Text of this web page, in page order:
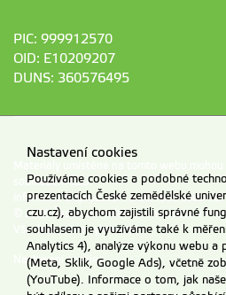
PIC: 999912570
OID: E10209207
DUNS: 360576495
souhlasem ČZU.
Informace o zpracování a ochraně
© 2026 Česká zemědělská univerzita v
Všechna práva vyhrazena
Nastavení cookies
Nastavení cookies
Používáme cookies a podobné
prezentacích České zemědělské
czu.cz), abychom zajistili správné
souhlasem je využíváme také k
Analytics 4), analýze výkonu webu a
(Meta, Sklik, Google Ads), včetně
(YouTube). Informace o tom, jak